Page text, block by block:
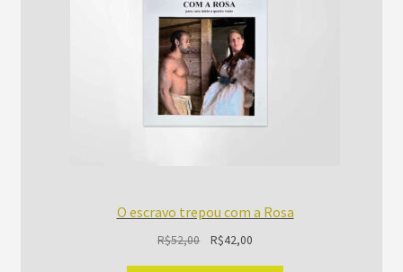
O escravo trepou com a Rosa
R$52,00 R$42,00O